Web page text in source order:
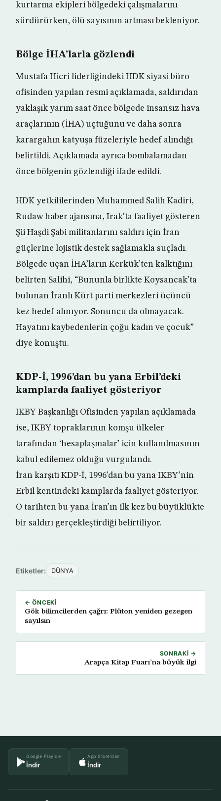
kurtarma ekipleri bölgedeki çalışmalarını
sürdürürken, ölü sayısının artması bekleniyor.
Bölge İHA’larla gözlendi
Mustafa Hicri liderliğindeki HDK siyasi büro
ofisinden yapılan resmi açıklamada, saldırıdan
yaklaşık yarım saat önce bölgede insansız hava
araçlarının (İHA) uçtuğunu ve daha sonra
karargahın katyuşa füzeleriyle hedef alındığı
belirtildi. Açıklamada ayrıca bombalamadan
önce bölgenin gözlendiği ifade edildi.
HDK yetkililerinden Muhammed Salih Kadiri,
Rudaw haber ajansına, Irak’ta faaliyet gösteren
Şii Haşdi Şabi militanlarını saldırı için İran
güçlerine lojistik destek sağlamakla suçladı.
Bölgede uçan İHA’ların Kerkük’ten kalktığını
belirten Salihi, “Bununla birlikte Koysancak’ta
bulunan İranlı Kürt parti merkezleri üçüncü
kez hedef alınıyor. Sonuncu da olmayacak.
Hayatını kaybedenlerin çoğu kadın ve çocuk”
diye konuştu.
KDP-İ, 1996’dan bu yana Erbil’deki
kamplarda faaliyet gösteriyor
IKBY Başkanlığı Ofisinden yapılan açıklamada
ise, IKBY topraklarının komşu ülkeler
tarafından ‘hesaplaşmalar’ için kullanılmasının
kabul edilemez olduğu vurgulandı.
İran karşıtı KDP-İ, 1996’dan bu yana IKBY’nin
Erbil kentindeki kamplarda faaliyet gösteriyor.
O tarihten bu yana İran’ın ilk kez bu büyüklükte
bir saldırı gerçekleştirdiği belirtiliyor.
Etiketler: DÜNYA
← ÖNCEKI
Gök bilimcilerden çağrı: Plüton yeniden gezegen
sayılsın
SONRAKI →
Arapça Kitap Fuarı’na büyük ilgi
Google Play'de
İndir
App Store'dan
İndir